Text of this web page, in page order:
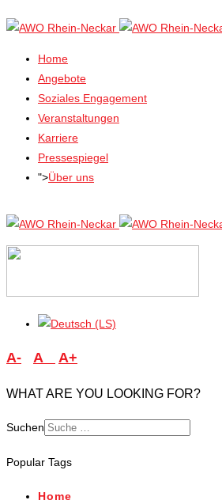
Home
Angebote
Soziales Engagement
Veranstaltungen
Karriere
Pressespiegel
">Über uns
A- A A+
WHAT ARE YOU LOOKING FOR?
Suchen
Popular Tags
Home